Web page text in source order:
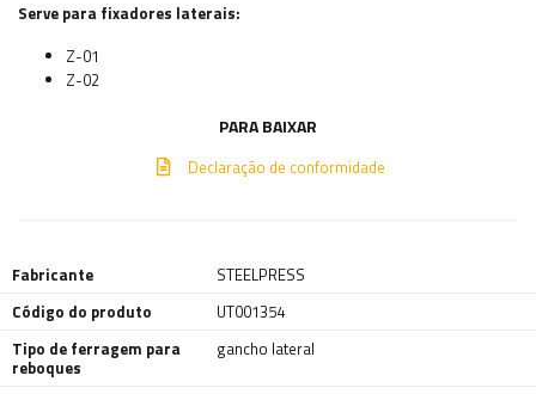
Serve para fixadores laterais:
Z-01
Z-02
PARA BAIXAR
Declaração de conformidade
Fabricante
STEELPRESS
Código do produto
UT001354
Tipo de ferragem para
reboques
gancho lateral